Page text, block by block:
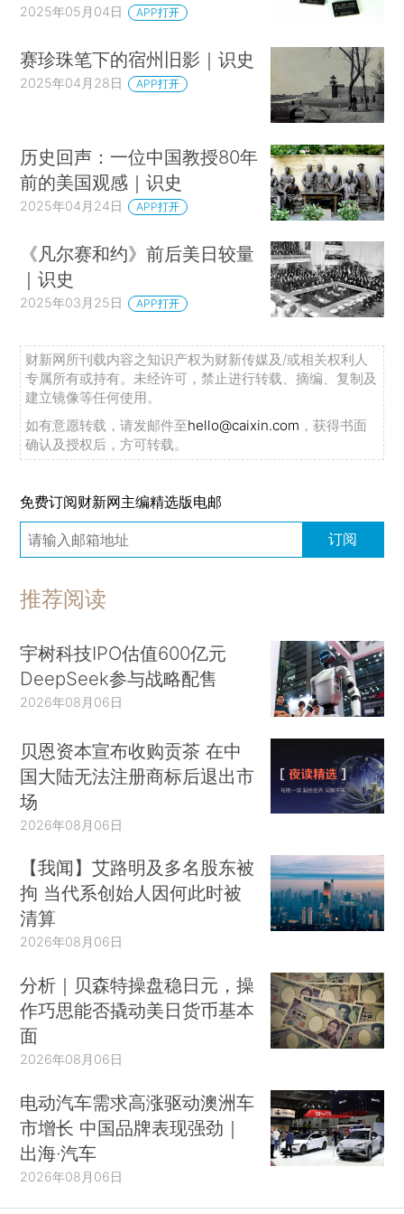
2025年05月04日 APP打开
赛珍珠笔下的宿州旧影｜识史
2025年04月28日 APP打开
历史回声：一位中国教授80年
前的美国观感｜识史
2025年04月24日 APP打开
《凡尔赛和约》前后美日较量
｜识史
2025年03月25日 APP打开
财新网所刊载内容之知识产权为财新传媒及/或相关权利人
专属所有或持有。未经许可，禁止进行转载、摘编、复制及
建立镜像等任何使用。
如有意愿转载，请发邮件至hello@caixin.com ，获得书面
确认及授权后，方可转载。
免费订阅财新网主编精选版电邮
订阅
推荐阅读
宇树科技IPO估值600亿元
DeepSeek参与战略配售
2026年08月06日
贝恩资本宣布收购贡茶 在中
国大陆无法注册商标后退出市
场
2026年08月06日
【我闻】艾路明及多名股东被
拘 当代系创始人因何此时被
清算
2026年08月06日
分析｜贝森特操盘稳日元，操
作巧思能否撬动美日货币基本
面
2026年08月06日
电动汽车需求高涨驱动澳洲车
市增长 中国品牌表现强劲｜
出海·汽车
2026年08月06日